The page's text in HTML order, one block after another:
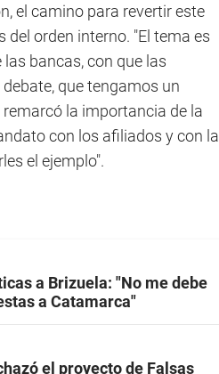
el camino para revertir este
orden interno. "El tema es
bancas, con que las
que tengamos un
la importancia de la
con los afiliados y con la
el ejemplo".
a Brizuela: "No me debe
a Catamarca"
el proyecto de Falsas